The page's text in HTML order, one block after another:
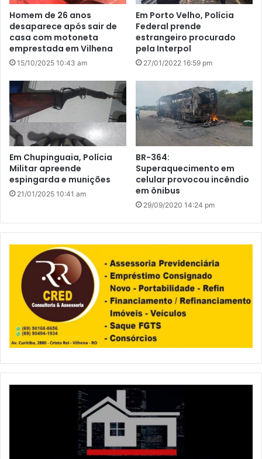
Homem de 26 anos
desaparece após sair de
casa com motoneta
emprestada em Vilhena
15/10/2025 10:43 am
Em Porto Velho, Polícia
Federal prende
estrangeiro procurado
pela Interpol
27/01/2022 16:59 pm
Em Chupinguaia, Polícia
Militar apreende
espingarda e munições
21/01/2025 10:41 am
BR-364:
Superaquecimento em
celular provocou incêndio
em ônibus
29/09/2020 14:24 pm